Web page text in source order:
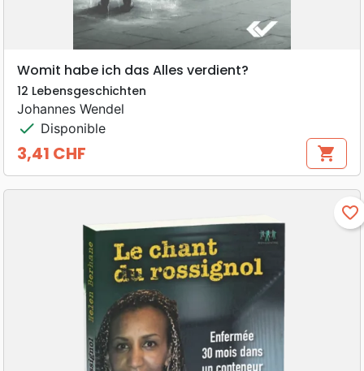
Womit habe ich das Alles verdient?
12 Lebensgeschichten
Johannes Wendel
check Disponible
Prix
3,41 CHF shopping_cart
favorite_border